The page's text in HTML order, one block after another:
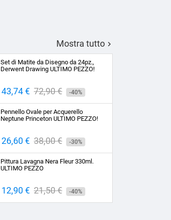
Mostra tutto 
Set di Matite da Disegno da 24pz.,
Derwent Drawing ULTIMO PEZZO!
Prezzo
43,74 € Prezzo
base
72,90 € -40%
Pennello Ovale per Acquerello
Neptune Princeton ULTIMO PEZZO!
Prezzo
26,60 € Prezzo
base
38,00 € -30%
Pittura Lavagna Nera Fleur 330ml.
ULTIMO PEZZO
Prezzo
12,90 € Prezzo
base
21,50 € -40%